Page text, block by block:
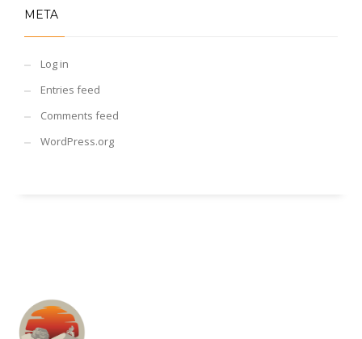
META
Log in
Entries feed
Comments feed
WordPress.org